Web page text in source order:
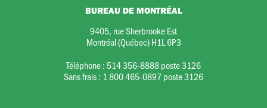
BUREAU DE MONTRÉAL
9405, rue Sherbrooke Est
Montréal (Québec) H1L 6P3
Téléphone : 514 356-8888 poste 3126
Sans frais : 1 800 465-0897 poste 3126